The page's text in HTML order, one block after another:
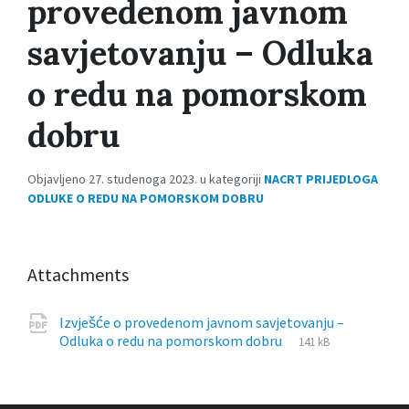
provedenom javnom
savjetovanju – Odluka
o redu na pomorskom
dobru
Objavljeno 27. studenoga 2023. u kategoriji NACRT PRIJEDLOGA
ODLUKE O REDU NA POMORSKOM DOBRU
Attachments
Izvješće o provedenom javnom savjetovanju –
Odluka o redu na pomorskom dobru
File
pdf
File
141 kB